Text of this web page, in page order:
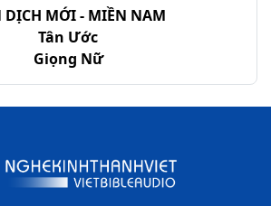
DỊCH MỚI - MIỀN NAM
Tân Ước
Giọng Nữ